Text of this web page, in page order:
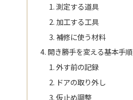
測定する道具
加工する工具
補修に使う材料
開き勝手を変える基本手順
外す前の記録
ドアの取り外し
仮止め調整